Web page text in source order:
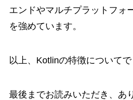
エンドやマルチプラットフォ
を強めています。
以上、Kotlinの特徴についてで
最後までお読みいただき、あ